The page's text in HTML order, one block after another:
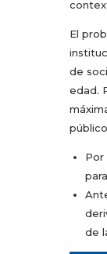
El
de
edad.
Por
de